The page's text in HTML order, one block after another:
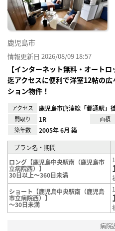
鹿児島市
情報更新日 2026/08/09 18:57
【インターネット無料・オート
迄アクセスに便利で洋室12帖の
ション物件！
アクセス 鹿児島市唐湊線「都通駅」
間取り 1R 面積
築年数 2005年 6月 築
プラン名・期間
ロング【鹿児島中央駅南（鹿児島市
立病院西）】
30日以上～360日未満
ショート【鹿児島中央駅南（鹿児島
市立病院西）】
～30日未満
病院